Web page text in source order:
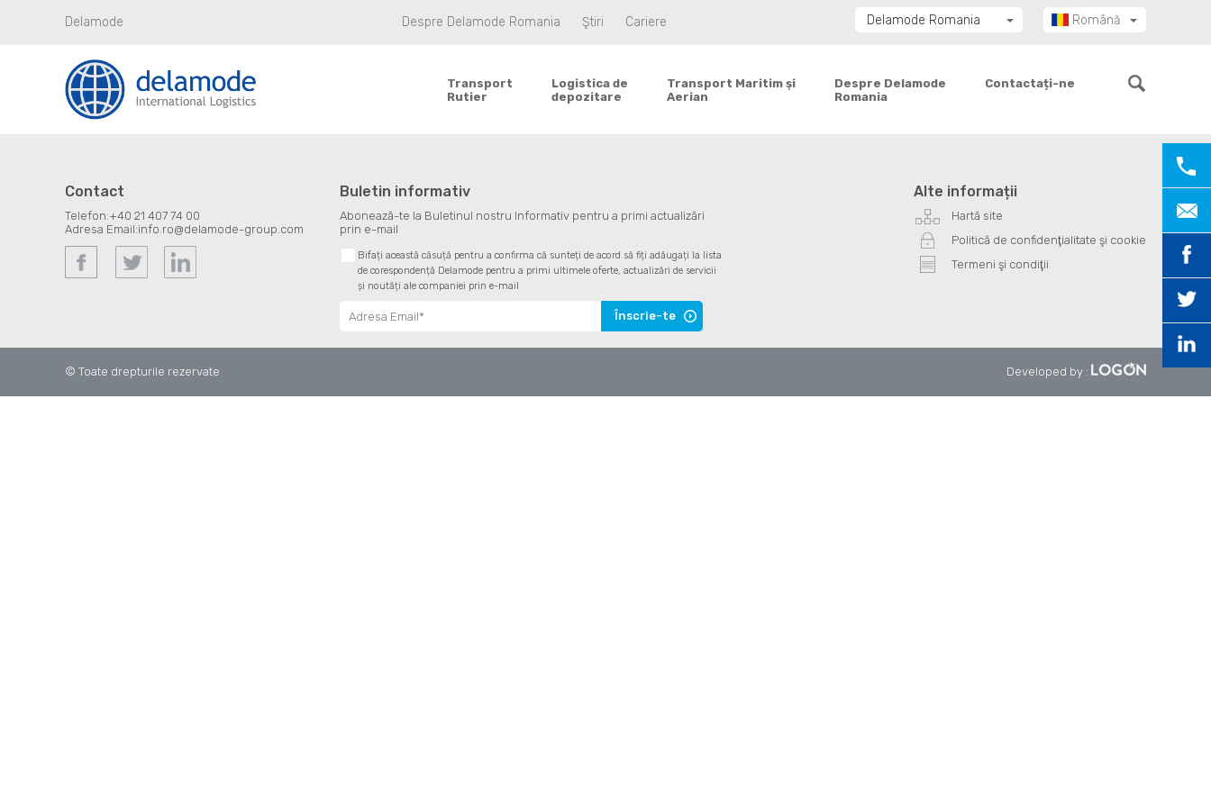
Delamode Despre Delamode Romania Ştiri Cariere Română
Delamode Romania
Delamode Bulgaria
Delamode Montenegro
Delamode Serbia
Transport
Rutier
Logistica de
depozitare
Transport Maritim şi
Aerian
Despre Delamode
Romania
Contactați-ne
Contact
Telefon:+40 21 407 74 00
Adresa Email:info.ro@delamode-group.com
Buletin informativ
Abonează-te la Buletinul nostru Informativ pentru a primi actualizări
prin e-mail
Bifați această căsuță pentru a confirma că sunteți de acord să fiți adăugați la lista
de corespondență Delamode pentru a primi ultimele oferte, actualizări de servicii
și noutăți ale companiei prin e-mail
Înscrie-te
Alte informații
Hartă site
Politică de confidenţialitate şi cookie
Termeni şi condiţii
© Toate drepturile rezervate Developed by :